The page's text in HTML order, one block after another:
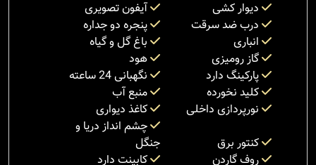
دیوار کشی
آیفون تصویری
درب ضد سرقت
پنجره دو جداره
انباری
باغ گل و گیاه
گاز رومیزی
هود
پارکینگ دارد
نگهبانی 24 ساعته
کلید نخورده
منبع آب
نورپردازی داخلی
کاغذ دیواری
کنتور برق
چشم انداز دریا و
جنگل
روف گاردن
کابینت دارد